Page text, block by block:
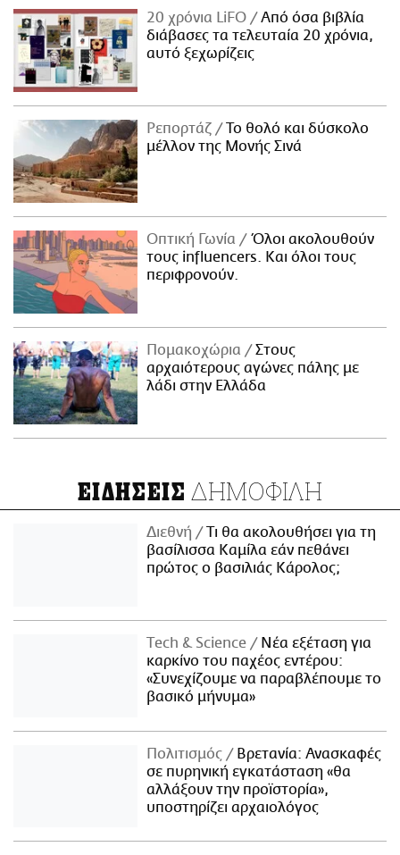
20 χρόνια LiFO
Από όσα βιβλία
διάβασες τα τελευταία 20 χρόνια,
αυτό ξεχωρίζεις
Ρεπορτάζ
Το θολό και δύσκολο
μέλλον της Μονής Σινά
Οπτική Γωνία
Όλοι ακολουθούν
τους influencers. Και όλοι τους
περιφρονούν.
Πομακοχώρια
Στους
αρχαιότερους αγώνες πάλης με
λάδι στην Ελλάδα
ΕΙΔΗΣΕΙΣ ΔΗΜΟΦΙΛΗ
Διεθνή
Τι θα ακολουθήσει για τη
βασίλισσα Καμίλα εάν πεθάνει
πρώτος ο βασιλιάς Κάρολος;
Τech & Science
Νέα εξέταση για
καρκίνο του παχέος εντέρου:
«Συνεχίζουμε να παραβλέπουμε το
βασικό μήνυμα»
Πολιτισμός
Βρετανία: Ανασκαφές
σε πυρηνική εγκατάσταση «θα
αλλάξουν την προϊστορία»,
υποστηρίζει αρχαιολόγος